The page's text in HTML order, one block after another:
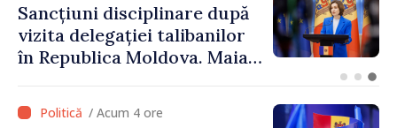
Adunarea Populară a
Găgăuziei trebuie să aibă un
mandat deplin. Președinta
libere și corecte””
/ Acum 4 ore